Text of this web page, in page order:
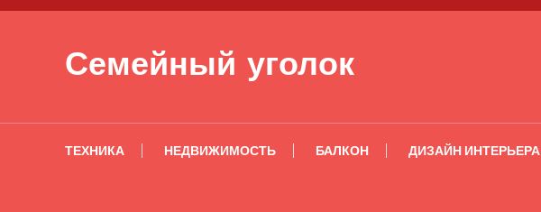
Перейти к содержимому
Семейный уголок
ТЕХНИКА НЕДВИЖИМОСТЬ БАЛКОН ДИЗАЙН ИНТЕРЬЕРА